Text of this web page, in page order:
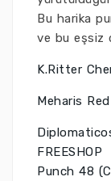
Bu harika
ve bu eşsiz
K.Ritter
Meharis
FREESHOP
Punch 48